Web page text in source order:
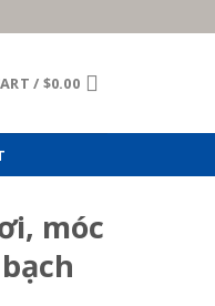
/ $0.00
móc